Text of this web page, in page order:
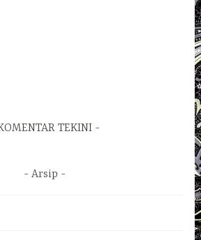
TEKINI
Arsip